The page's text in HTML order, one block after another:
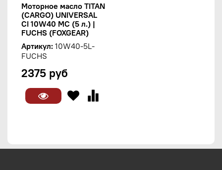
Моторное масло TITAN
(CARGO) UNIVERSAL
CI 10W40 MC (5 л.) |
FUCHS (FOXGEAR)
Артикул: 10W40-5L-
FUCHS
2375 руб